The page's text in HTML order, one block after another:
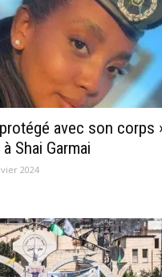
protégé avec son corps
Shai Garmai
2024